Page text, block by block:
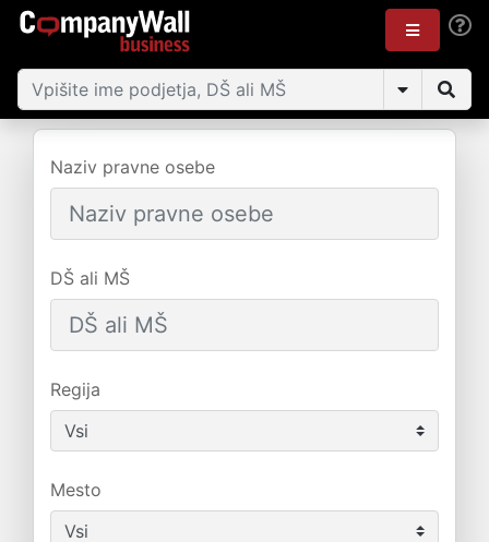
Naziv pravne osebe
DŠ ali MŠ
Regija
Mesto